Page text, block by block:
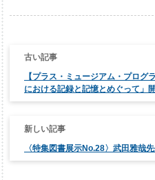
【プラス・ミュージアム・プロ
における記録と記憶とめぐって」
〈特集図書展示No.28〉武田雅哉